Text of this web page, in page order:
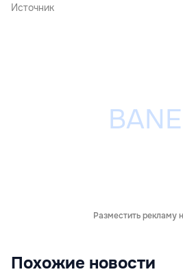
Источник
Разместить рекламу
Похожие новости